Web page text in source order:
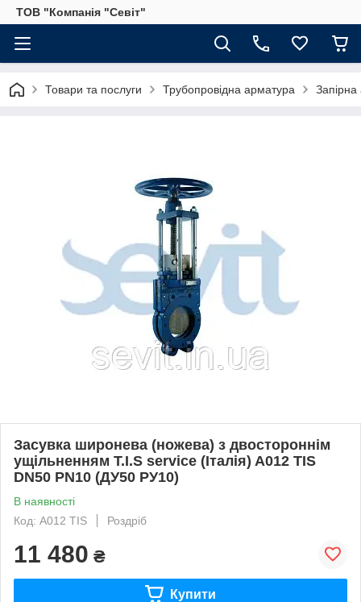
ТОВ "Компанія "Севіт"
Товари та послуги Трубопровідна арматура Запірна
Засувка широнева (ножева) з двостороннім
ущільненням T.I.S service (Італія) A012 TIS
DN50 PN10 (ДУ50 РУ10)
В наявності
Код: A012 TIS
Роздріб
11 480 ₴
Купити